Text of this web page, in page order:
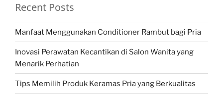
Recent Posts
Manfaat Menggunakan Conditioner Rambut bagi Pria
Inovasi Perawatan Kecantikan di Salon Wanita yang
Menarik Perhatian
Tips Memilih Produk Keramas Pria yang Berkualitas